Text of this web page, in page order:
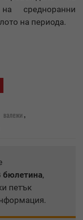
средноранни
на периода.
валежи,
бюлетина,
петък